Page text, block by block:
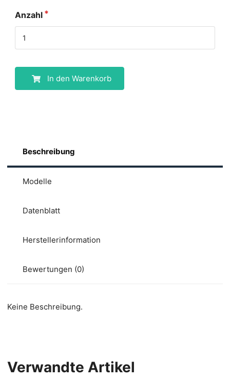
Anzahl
In den Warenkorb
Beschreibung
Modelle
Datenblatt
Herstellerinformation
Bewertungen (0)
Keine Beschreibung.
Verwandte Artikel